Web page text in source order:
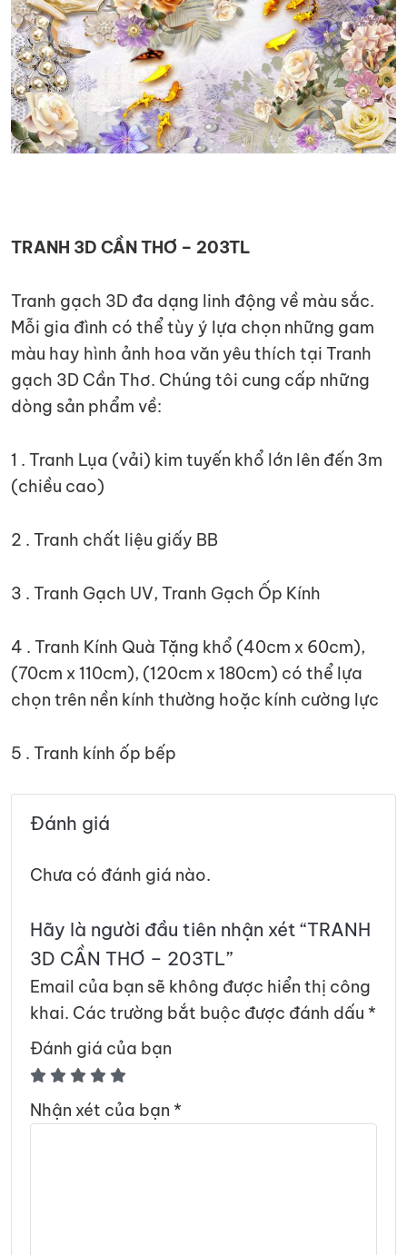
TRANH 3D CẦN THƠ – 203TL
Tranh gạch 3D đa dạng linh động về màu sắc.
Mỗi gia đình có thể tùy ý lựa chọn những gam
màu hay hình ảnh hoa văn yêu thích tại Tranh
gạch 3D Cần Thơ. Chúng tôi cung cấp những
dòng sản phẩm về:
1 . Tranh Lụa (vải) kim tuyến khổ lớn lên đến 3m
(chiều cao)
2 . Tranh chất liệu giấy BB
3 . Tranh Gạch UV, Tranh Gạch Ốp Kính
4 . Tranh Kính Quà Tặng khổ (40cm x 60cm),
(70cm x 110cm), (120cm x 180cm) có thể lựa
chọn trên nền kính thường hoặc kính cường lực
5 . Tranh kính ốp bếp
Đánh giá
Chưa có đánh giá nào.
Hãy là người đầu tiên nhận xét “TRANH
3D CẦN THƠ – 203TL”
Email của bạn sẽ không được hiển thị công
khai. Các trường bắt buộc được đánh dấu *
Đánh giá của bạn
Nhận xét của bạn *